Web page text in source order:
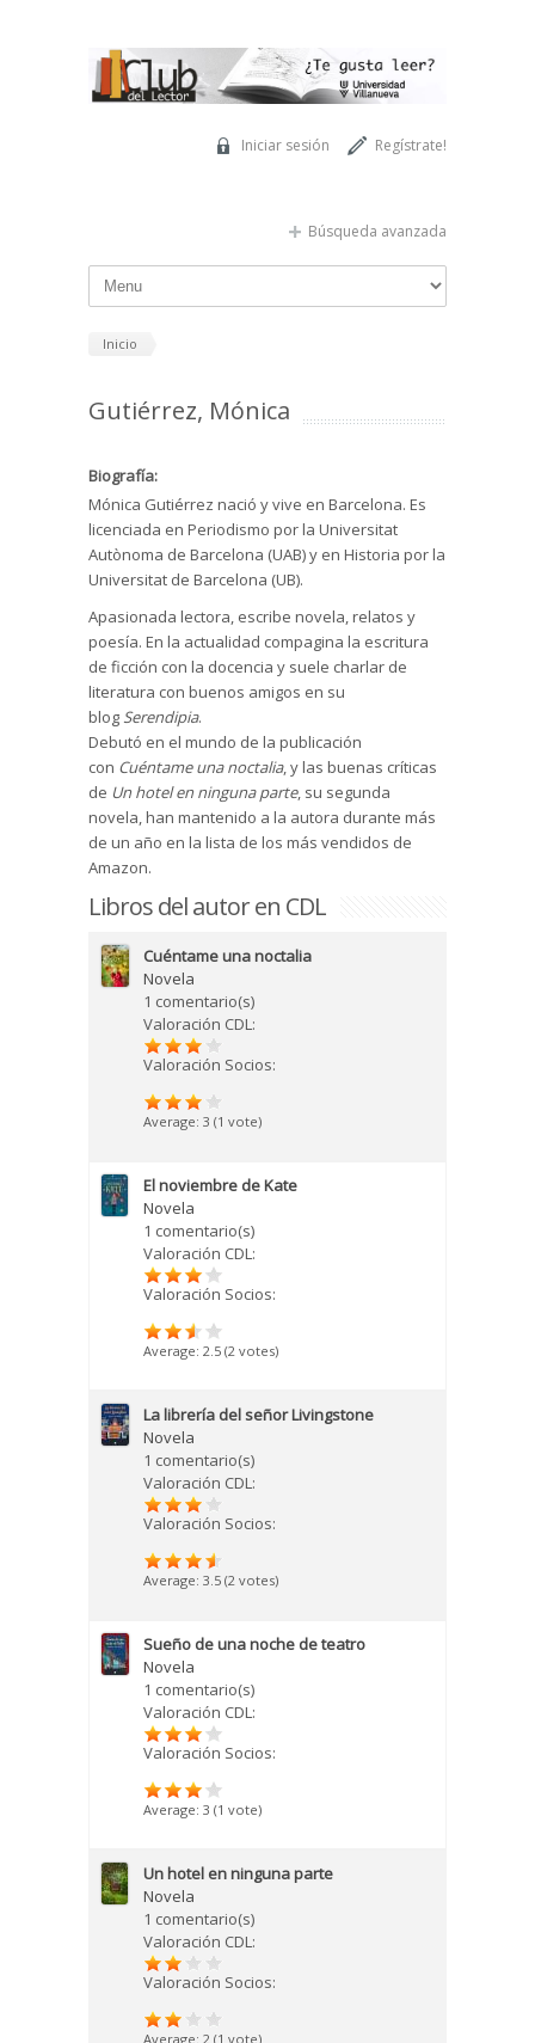
Regístrate!
Iniciar sesión
Búsqueda avanzada
Inicio
Gutiérrez, Mónica
Biografía:
Mónica Gutiérrez nació y vive en Barcelona. Es
licenciada en Periodismo por la Universitat
Autònoma de Barcelona (UAB) y en Historia por la
Universitat de Barcelona (UB).
Apasionada lectora, escribe novela, relatos y
poesía. En la actualidad compagina la escritura
de ficción con la docencia y suele charlar de
literatura con buenos amigos en su
blog Serendipia.
Debutó en el mundo de la publicación
con Cuéntame una noctalia, y las buenas críticas
de Un hotel en ninguna parte, su segunda
novela, han mantenido a la autora durante más
de un año en la lista de los más vendidos de
Amazon.
Libros del autor en CDL
Cuéntame una noctalia
Novela
1 comentario(s)
Valoración CDL:
Valoración Socios:
Average: 3 (1 vote)
El noviembre de Kate
Novela
1 comentario(s)
Valoración CDL:
Valoración Socios:
Average: 2.5 (2 votes)
La librería del señor Livingstone
Novela
1 comentario(s)
Valoración CDL:
Valoración Socios:
Average: 3.5 (2 votes)
Sueño de una noche de teatro
Novela
1 comentario(s)
Valoración CDL:
Valoración Socios:
Average: 3 (1 vote)
Un hotel en ninguna parte
Novela
1 comentario(s)
Valoración CDL:
Valoración Socios:
Average: 2 (1 vote)